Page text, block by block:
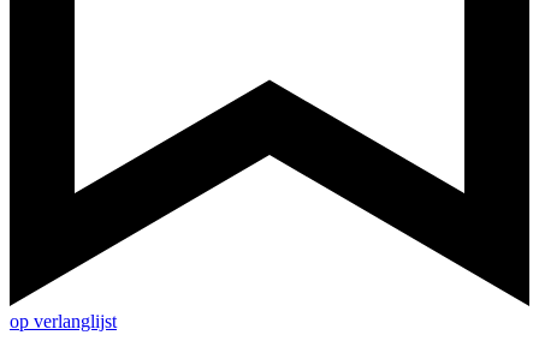
op verlanglijst